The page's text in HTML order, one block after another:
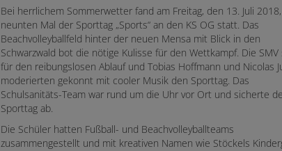
Bei herrlichem Sommerwetter fand am Freitag, den 13. Juli
neunten Mal der Sporttag „Sports“ an den KS OG statt. Das
Beachvolleyballfeld hinter der neuen Mensa mit Blick in den
Schwarzwald bot die nötige Kulisse für den Wettkampf. Die
für den reibungslosen Ablauf und Tobias Hoffmann und Nicolas
moderierten gekonnt mit cooler Musik den Sporttag. Das
Schulsanitäts-Team war rund um die Uhr vor Ort und sicherte
Sporttag ab.
Die Schüler hatten Fußball- und Beachvolleyballteams
zusammengestellt und mit kreativen Namen wie Stöckels